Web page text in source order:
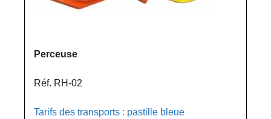
Perceuse
Réf. RH-02
Tarifs des transports : pastille bleue